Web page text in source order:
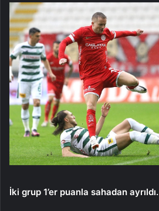
İki grup 1’er puanla sahadan ayrıldı.